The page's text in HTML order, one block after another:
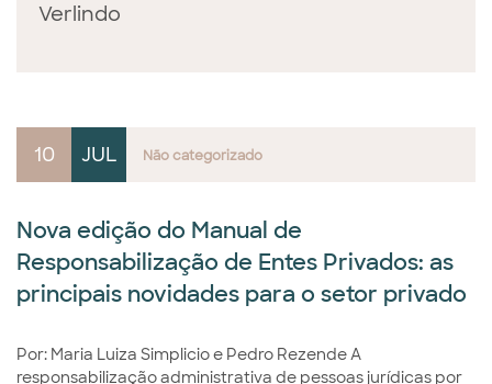
Verlindo
10 JUL Não categorizado
Nova edição do Manual de
Responsabilização de Entes Privados: as
principais novidades para o setor privado
Por: Maria Luiza Simplicio e Pedro Rezende A
responsabilização administrativa de pessoas jurídicas por